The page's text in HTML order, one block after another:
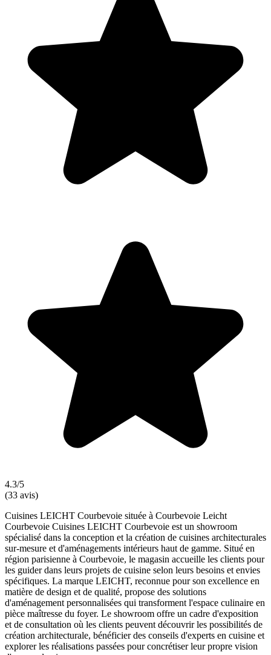
4.3/5
(33 avis)
Cuisines LEICHT Courbevoie située à Courbevoie Leicht
Courbevoie Cuisines LEICHT Courbevoie est un showroom
spécialisé dans la conception et la création de cuisines architecturales
sur-mesure et d'aménagements intérieurs haut de gamme. Situé en
région parisienne à Courbevoie, le magasin accueille les clients pour
les guider dans leurs projets de cuisine selon leurs besoins et envies
spécifiques. La marque LEICHT, reconnue pour son excellence en
matière de design et de qualité, propose des solutions
d'aménagement personnalisées qui transforment l'espace culinaire en
pièce maîtresse du foyer. Le showroom offre un cadre d'exposition
et de consultation où les clients peuvent découvrir les possibilités de
création architecturale, bénéficier des conseils d'experts en cuisine et
explorer les réalisations passées pour concrétiser leur propre vision